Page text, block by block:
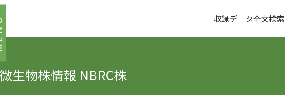
収録データ全文検索
微生物株情報 NBRC株